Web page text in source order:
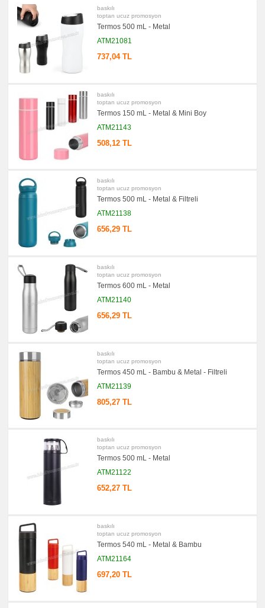
baskılı
toptan ucuz promosyon
Termos 500 mL - Metal
ATM21081
737,04 TL
baskılı
toptan ucuz promosyon
Termos 150 mL - Metal & Mini Boy
ATM21143
508,12 TL
baskılı
toptan ucuz promosyon
Termos 500 mL - Metal & Filtreli
ATM21138
656,29 TL
baskılı
toptan ucuz promosyon
Termos 600 mL - Metal
ATM21140
656,29 TL
baskılı
toptan ucuz promosyon
Termos 450 mL - Bambu & Metal - Filtreli
ATM21139
805,27 TL
baskılı
toptan ucuz promosyon
Termos 500 mL - Metal
ATM21122
652,27 TL
baskılı
toptan ucuz promosyon
Termos 540 mL - Metal & Bambu
ATM21164
697,20 TL
&
Manikür
Seti
promosyon
Şerit
Metre
&
&
promosyon
Çanta
Askısı
PowerBank
&
Kablosu
promosyon
promosyon
Saat
promosyon
promosyon
Kalem
promosyon
Kalemlik
Kartvizitlik
promosyon
Radyo
promosyon
Bloknot
Altlığı
Çantası
&
Sekreter
Bloknot
promosyon
Masa
Sümen